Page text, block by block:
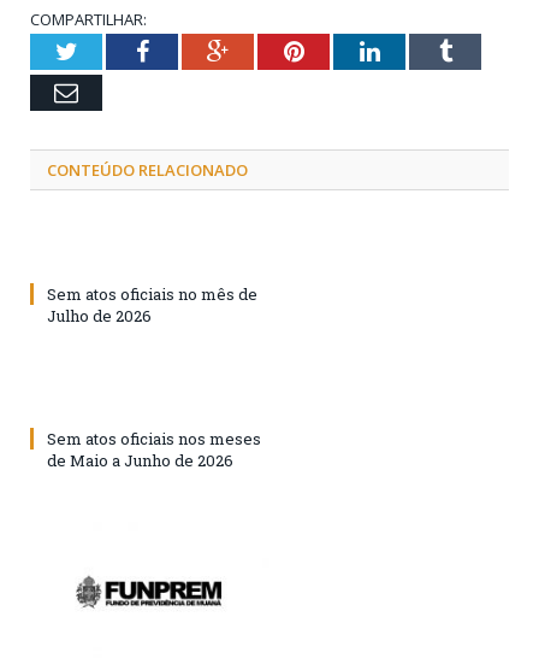
COMPARTILHAR:
TwitterFacebookGoogle+PinterestLinkedInTumblr
Email
CONTEÚDO RELACIONADO
Sem atos oficiais no mês de
Julho de 2026
Sem atos oficiais nos meses
de Maio a Junho de 2026